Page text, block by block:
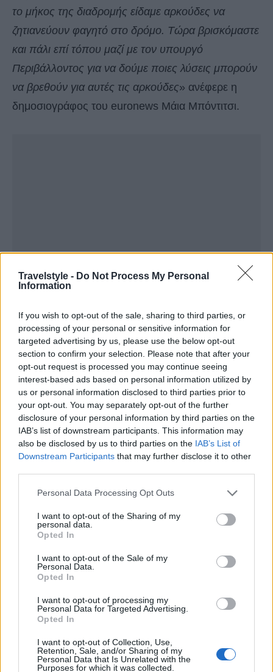
Travelstyle - Do Not Process My Personal
Information
If you wish to opt-out of the sale, sharing to third parties, or
processing of your personal or sensitive information for
targeted advertising by us, please use the below opt-out
section to confirm your selection. Please note that after your
opt-out request is processed you may continue seeing
interest-based ads based on personal information utilized by
us or personal information disclosed to third parties prior to
your opt-out. You may separately opt-out of the further
disclosure of your personal information by third parties on the
IAB’s list of downstream participants. This information may
also be disclosed by us to third parties on the IAB’s List of
Downstream Participants that may further disclose it to other
Please note that this website/app uses one or more Google
not limited to your visit or usage behaviour. You may click to
grant or deny consent to Google and its third-party tags to
use your data for below specified purposes in below Google
consent section.
Personal Data Processing Opt Outs
I want to opt-out of the Sharing of my
personal data.
Opted In
I want to opt-out of the Sale of my
Personal Data.
Opted In
I want to opt-out of processing my
Personal Data for Targeted Advertising.
Opted In
I want to opt-out of Collection, Use,
Retention, Sale, and/or Sharing of my
Personal Data that Is Unrelated with the
Purposes for which it was collected.
το μήκος της διαδρομής είδαμε αρκούδες να
ζητιανεύουν φαγητό στο δρόμο. Τώρα βρισκόμαστε
και πάλι επί τόπου μαζί με τον υπουργό
Περιβάλλοντος για να δούμε ποιες λύσεις μπορούν
να βρεθούν για αυτές τις αρκούδες» ανέφερε η
δημοσιογράφος του euronews Μάια Μπόντιτσι.
Οι αρκούδες βρίσκονται σε αυτό το σημείο γιατί
πλέον το φαγητό που τους προσφέρουν οι
τουρίστες φαίνεται να είναι το αγαπημένο τους, ενώ
δεν έχουν συνηθίσει πλέον να τρέφονται στο